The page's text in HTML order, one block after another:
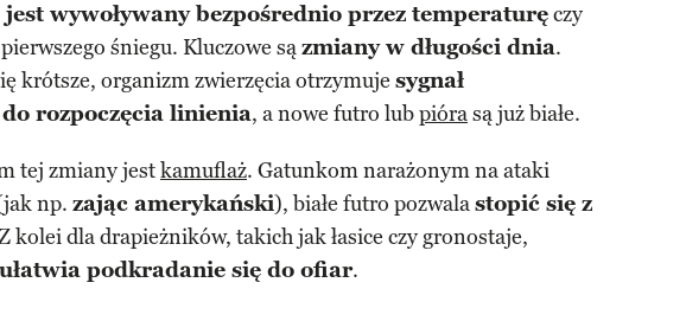
jest wywoływany bezpośrednio przez temperaturęczy
śniegu. Kluczowe sązmiany w długości dnia.
krótsze, organizm zwierzęcia otrzymuje sygnał
rozpoczęcia linienia, a nowe futro lubpiórasą już białe.
tej zmiany jestkamuflaż. Gatunkom narażonym na ataki
np. zając amerykański), białe futro pozwalastopić się z
kolei dla drapieżników, takich jak łasice czy gronostaje,
ułatwia podkradanie się do ofiar.